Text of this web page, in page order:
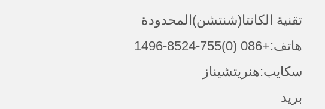
تقنية الكانتا(شنتشن)المحدودة
هاتف:+086 (0)755-8524-1496
سكايب:هنريتشيناز
بريد